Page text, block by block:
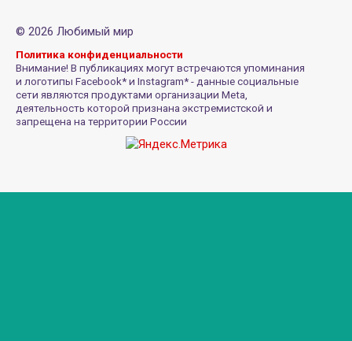
© 2026 Любимый мир
Политика конфиденциальности
Внимание! В публикациях могут встречаются упоминания
и логотипы Facebook* и Instagram* - данные социальные
сети являются продуктами организации Meta,
деятельность которой признана экстремистской и
запрещена на территории России